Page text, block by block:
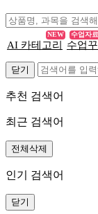
AI 카테고리
NEW
수업꾸
수업자
닫기
추천 검색어
최근 검색어
전체삭제
인기 검색어
닫기